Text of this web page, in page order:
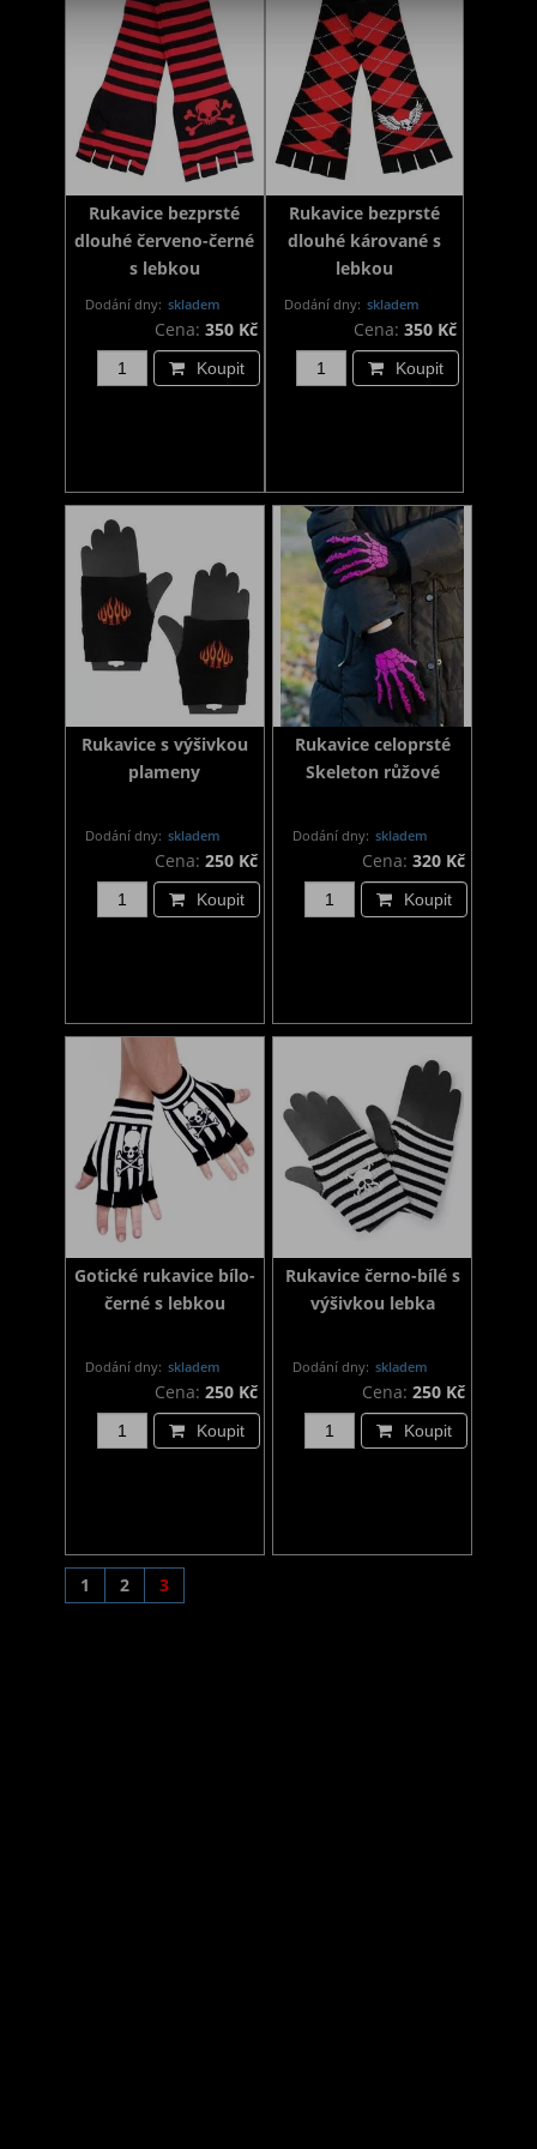
Rukavice bezprsté
dlouhé červeno-černé
s lebkou
Dodání dny: skladem
Cena: 350 Kč
Koupit
Rukavice bezprsté
dlouhé kárované s
lebkou
Dodání dny: skladem
Cena:350 Kč
Koupit
Rukavice s výšivkou
plameny
Dodání dny: skladem
Cena: 250 Kč
Koupit
Rukavice celoprsté
Skeleton růžové
Dodání dny: skladem
Cena: 320 Kč
Koupit
Gotické rukavice bílo-
černé s lebkou
Dodání dny: skladem
Cena: 250 Kč
Koupit
Rukavice černo-bílé s
výšivkou lebka
Dodání dny: skladem
Cena: 250 Kč
Koupit
1 2 3